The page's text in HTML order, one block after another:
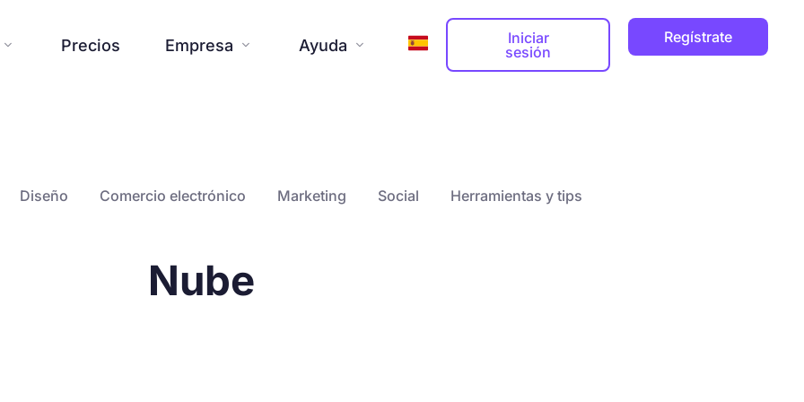
 Precios Empresa  Ayuda 
Iniciar
sesión
Regístrate
Diseño Comercio electrónico Marketing Social Herramientas y tips
Nube